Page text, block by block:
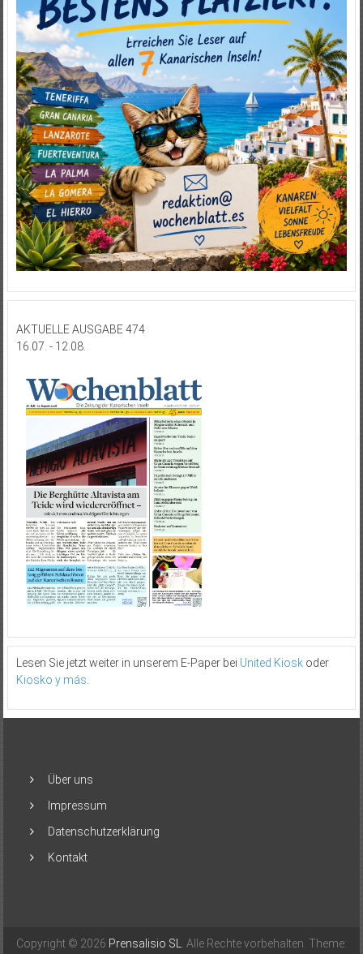
AKTUELLE AUSGABE 474
16.07. - 12.08.
Lesen Sie jetzt weiter in unserem E-Paper bei United Kioskoder
Kiosko y más.
Über uns
Impressum
Datenschutzerklärung
Kontakt
Copyright © 2026 Prensalisio SL. Alle Rechte vorbehalten. Theme: